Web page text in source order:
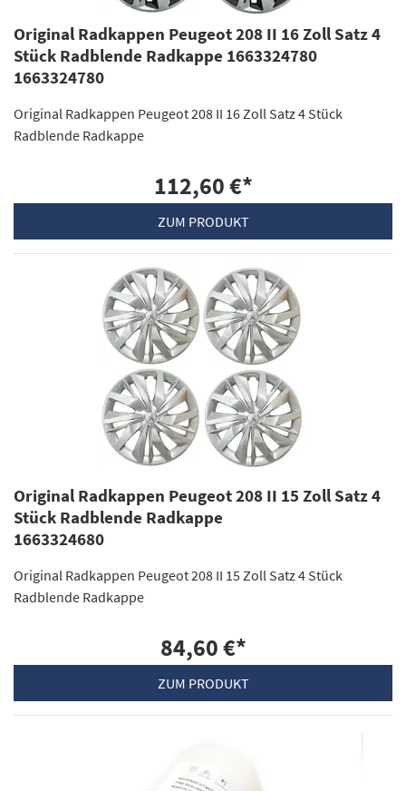
Original Radkappen Peugeot 208 II 16 Zoll Satz 4
Stück Radblende Radkappe 1663324780
1663324780
Original Radkappen Peugeot 208 II 16 Zoll Satz 4 Stück
Radblende Radkappe
112,60 €*
ZUM PRODUKT
Original Radkappen Peugeot 208 II 15 Zoll Satz 4
Stück Radblende Radkappe
1663324680
Original Radkappen Peugeot 208 II 15 Zoll Satz 4 Stück
Radblende Radkappe
84,60 €*
ZUM PRODUKT